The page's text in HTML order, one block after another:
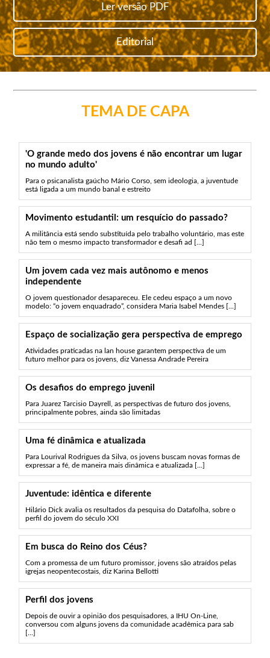
Ler versão PDF
Editorial
TEMA DE CAPA
'O grande medo dos jovens é não encontrar um lugar
no mundo adulto'
Para o psicanalista gaúcho Mário Corso, sem ideologia, a juventude
está ligada a um mundo banal e estreito
Movimento estudantil: um resquício do passado?
A militância está sendo substituída pelo trabalho voluntário, mas este
não tem o mesmo impacto transformador e desafi ad [...]
Um jovem cada vez mais autônomo e menos
independente
O jovem questionador desapareceu. Ele cedeu espaço a um novo
modelo: “o jovem enquadrado”, considera Maria Isabel Mendes [...]
Espaço de socialização gera perspectiva de emprego
Atividades praticadas na lan house garantem perspectiva de um
futuro melhor para os jovens, diz Vanessa Andrade Pereira
Os desafios do emprego juvenil
Para Juarez Tarcisio Dayrell, as perspectivas de futuro dos jovens,
principalmente pobres, ainda são limitadas
Uma fé dinâmica e atualizada
Para Lourival Rodrigues da Silva, os jovens buscam novas formas de
expressar a fé, de maneira mais dinâmica e atualizada [...]
Juventude: idêntica e diferente
Hilário Dick avalia os resultados da pesquisa do Datafolha, sobre o
perfil do jovem do século XXI
Em busca do Reino dos Céus?
Com a promessa de um futuro promissor, jovens são atraídos pelas
igrejas neopentecostais, diz Karina Bellotti
Perfil dos jovens
Depois de ouvir a opinião dos pesquisadores, a IHU On-Line,
conversou com alguns jovens da comunidade acadêmica para sab
[...]